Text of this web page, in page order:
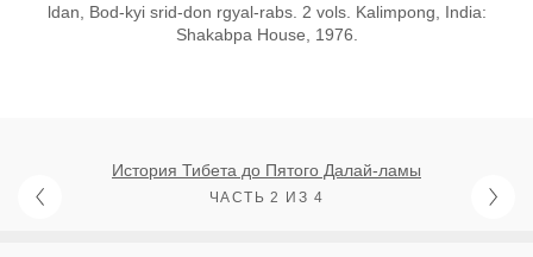
ldan, Bod-kyi srid-don rgyal-rabs. 2 vols. Kalimpong, India:
Shakabpa House, 1976.
История Тибета до Пятого Далай-ламы
ЧАСТЬ 2 ИЗ 4